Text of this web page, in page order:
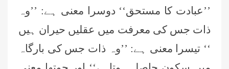
’’عبادت کا مستحق‘‘ دوسرا معنی ہے: ’’وہ
ذات جس کی معرفت میں عقلیں حیران ہیں
‘‘ تیسرا معنی ہے: ’’وہ ذات جس کی بارگاہ